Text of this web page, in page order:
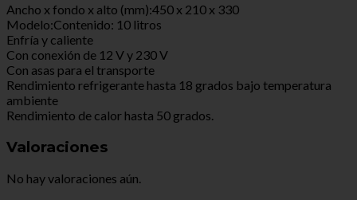
Ancho x fondo x alto (mm):450 x 210 x 330
Modelo:Contenido: 10 litros
Enfría y caliente
Con conexión de 12 V y 230 V
Con asas para el transporte
Rendimiento refrigerante hasta 18 grados bajo temperatura
ambiente
Rendimiento de calor hasta 50 grados.
Valoraciones
No hay valoraciones aún.